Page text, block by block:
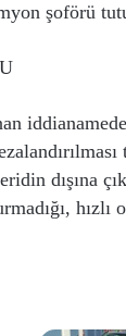
şoförü
dışına